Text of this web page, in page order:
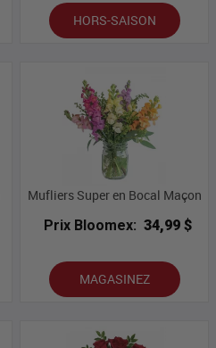
HORS-SAISON
Mufliers Super en Bocal Maçon
Prix Bloomex: 34,99 $
MAGASINEZ